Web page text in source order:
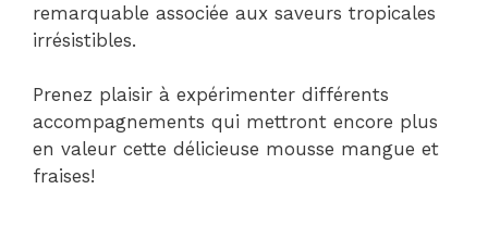
remarquable associée aux saveurs tropicales
irrésistibles.
Prenez plaisir à expérimenter différents
accompagnements qui mettront encore plus
en valeur cette délicieuse mousse mangue et
fraises!